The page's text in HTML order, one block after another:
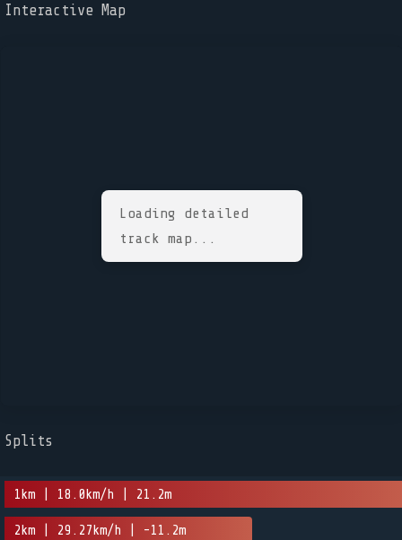
Interactive Map
Loading detailed
track map...
Splits
1km | 18.0km/h | 21.2m
2km | 29.27km/h | -11.2m